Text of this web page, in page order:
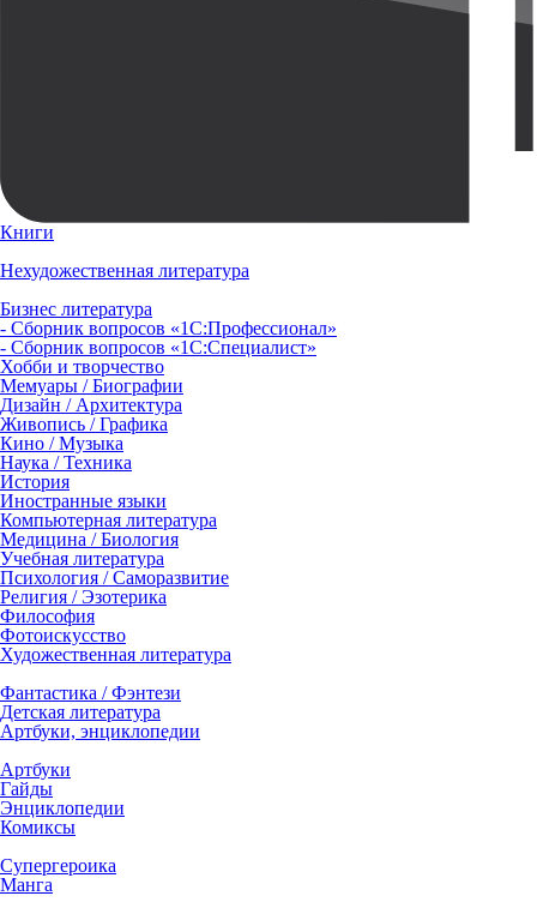
Книги
Нехудожественная литература
Бизнес литература
- Сборник вопросов «1С:Профессионал»
- Сборник вопросов «1С:Специалист»
Хобби и творчество
Мемуары / Биографии
Дизайн / Архитектура
Живопись / Графика
Кино / Музыка
Наука / Техника
История
Иностранные языки
Компьютерная литература
Медицина / Биология
Учебная литература
Психология / Саморазвитие
Религия / Эзотерика
Философия
Фотоискусство
Художественная литература
Фантастика / Фэнтези
Детская литература
Артбуки, энциклопедии
Артбуки
Гайды
Энциклопедии
Комиксы
Супергероика
Манга